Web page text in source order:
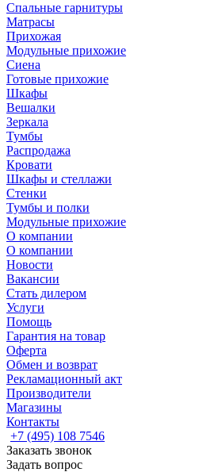
Спальные гарнитуры
Матрасы
Прихожая
Модульные прихожие
Сиена
Готовые прихожие
Шкафы
Вешалки
Зеркала
Тумбы
Распродажа
Кровати
Шкафы и стеллажи
Стенки
Тумбы и полки
Модульные прихожие
О компании
О компании
Новости
Вакансии
Стать дилером
Услуги
Помощь
Гарантия на товар
Оферта
Обмен и возврат
Рекламационный акт
Производители
Магазины
Контакты
+7 (495) 108 7546
Заказать звонок
Задать вопрос